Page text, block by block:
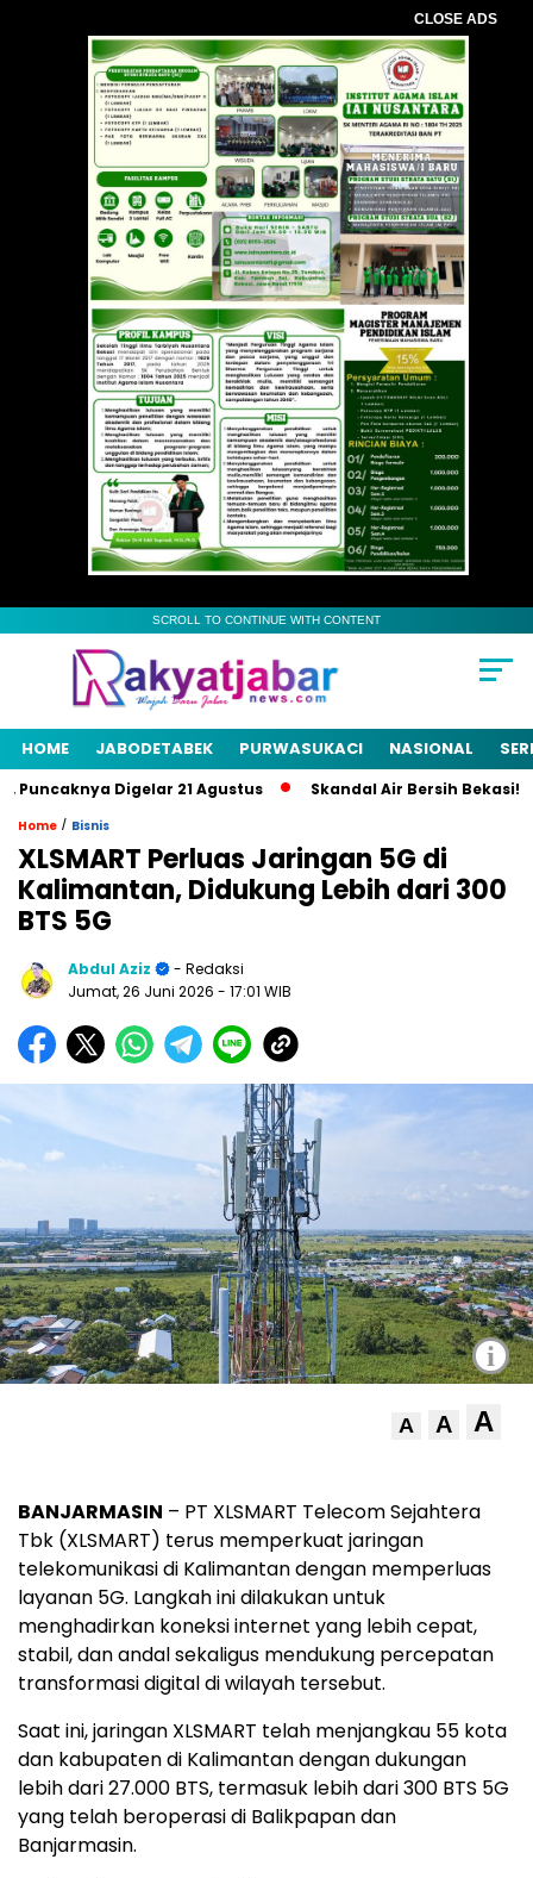
CLOSE ADS
SCROLL TO CONTINUE WITH CONTENT
HOME JABODETABEK PURWASUKACI NASIONAL
Digelar 21 Agustus Skandal Air Bersih Bekasi! 3
Home / Bisnis
XLSMART Perluas Jaringan 5G di
Kalimantan, Didukung Lebih dari 300
BTS 5G
Abdul Aziz
- Redaksi
Jumat, 26 Juni 2026 - 17:01 WIB
i
A A A
BANJARMASIN – PT XLSMART Telecom Sejahtera
Tbk (XLSMART) terus memperkuat jaringan
telekomunikasi di Kalimantan dengan memperluas
layanan 5G. Langkah ini dilakukan untuk
menghadirkan koneksi internet yang lebih cepat,
stabil, dan andal sekaligus mendukung percepatan
transformasi digital di wilayah tersebut.
Saat ini, jaringan XLSMART telah menjangkau 55 kota
dan kabupaten di Kalimantan dengan dukungan
lebih dari 27.000 BTS, termasuk lebih dari 300 BTS 5G
yang telah beroperasi di Balikpapan dan
Banjarmasin.